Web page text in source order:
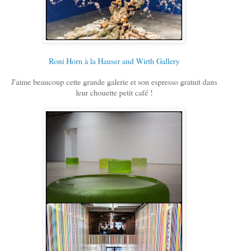
Roni Horn à la Hauser and Wirth Gallery
J'aime beaucoup cette grande galerie et son espresso gratuit dans
leur chouette petit café !